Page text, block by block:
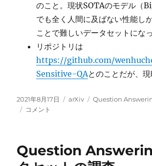
のこと。現状SOTAのモデル（
でも全く人間に及ばない性能し
ことで難しいデータセットにな
リポジトリは
https://github.com/
Sensitive-QAとのことだが、
投
稿
2021年8月17日
カ
arXiv
タ
Question
時
敏
な
コメント
Question